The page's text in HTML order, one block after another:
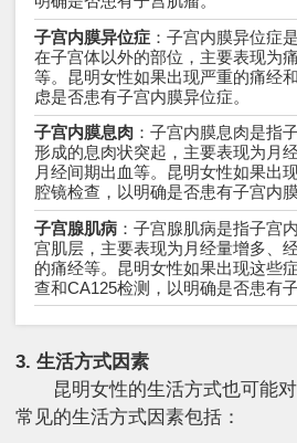
子宫内膜异位症：子宫内膜异位症
在子宫体以外的部位，主要表现为
等。昆明女性如果出现严重的痛经
虑是否患有子宫内膜异位症。
子宫内膜息肉：子宫内膜息肉是指
形成的息肉状突起，主要表现为月
月经间期出血等。昆明女性如果出
腔镜检查，以明确是否患有子宫内膜
子宫腺肌病：子宫腺肌病是指子宫
宫肌层，主要表现为月经量增多、
的痛经等。昆明女性如果出现这些
查和CA125检测，以明确是否患有子
3. 生活方式因素
昆明女性的生活方式也可能
常见的生活方式因素包括：